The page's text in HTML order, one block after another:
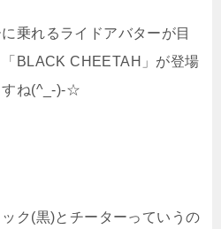
乗れるライドアバターが目
BLACK CHEETAH」が登場
すね(^_-)-☆
ク(黒)とチーターっていうの